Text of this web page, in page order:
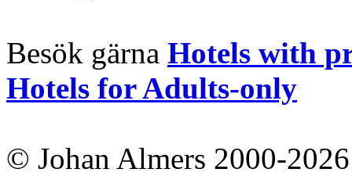
Besök gärna Hotels with
Hotels for Adults-only
© Johan Almers 2000-2026